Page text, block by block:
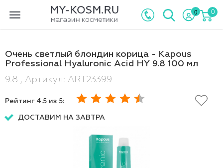
Toggle
0 0
Очень светлый блондин корица - Kapous
Professional Hyaluronic Acid HY 9.8 100 мл
9.8 , Артикул: ART23399
Рейтинг 4.5 из 5:
ДОСТАВИМ НА ЗАВТРА